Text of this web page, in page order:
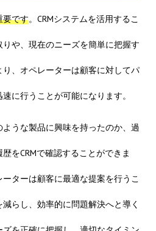
要です。CRMシステムを活用するこ
や、現在のニーズを簡単に把握す
、オペレーターは顧客に対してパ
に行うことが可能になります。
うな製品に興味を持ったのか、過
をCRMで確認することができま
ターは顧客に最適な提案を行うこ
らし、効率的に問題解決へと導く